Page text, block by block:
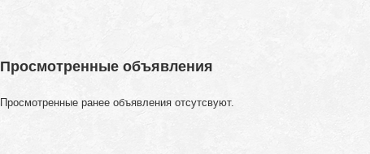
Просмотренные объявления
Просмотренные ранее объявления отсутсвуют.